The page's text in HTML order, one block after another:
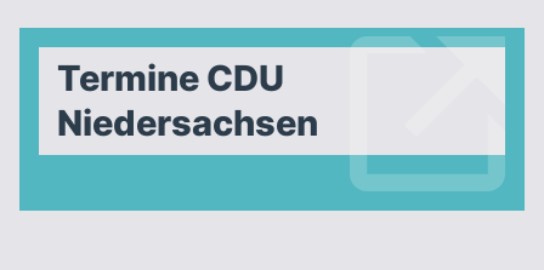
Termine CDU
Niedersachsen